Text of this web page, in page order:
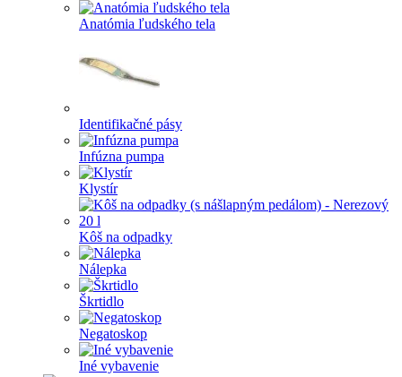
Anatómia ľudského tela
Identifikačné pásy
Infúzna pumpa
Klystír
Kôš na odpadky
Nálepka
Škrtidlo
Negatoskop
Iné vybavenie